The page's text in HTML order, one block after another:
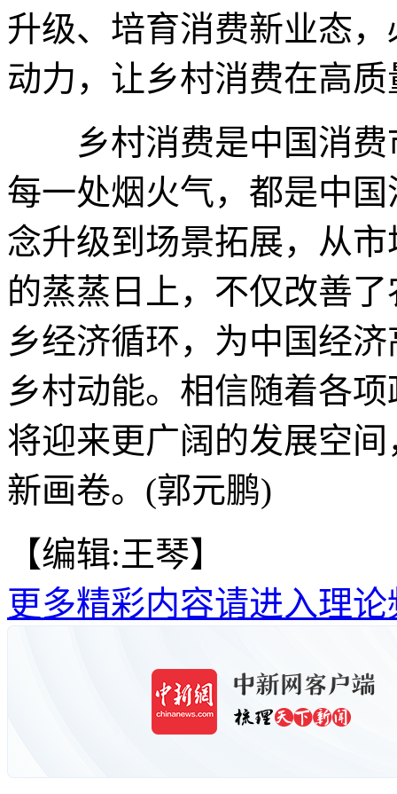
升级、培育消费新业态
动力，让乡村消费在高
乡村消费是中国消费
每一处烟火气，都是中
念升级到场景拓展，从
的蒸蒸日上，不仅改善
乡经济循环，为中国经
乡村动能。相信随着各
将迎来更广阔的发展空
新画卷。(郭元鹏)
【编辑:王琴】
更多精彩内容请进入理论